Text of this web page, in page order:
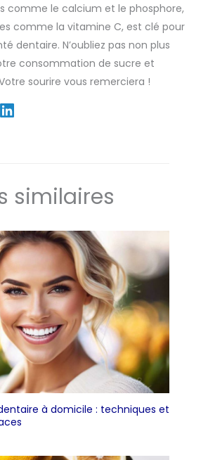
comme le calcium et le phosphore,
comme la vitamine C, est clé pour
dentaire. N’oubliez pas non plus
consommation de sucre et
sourire vous remerciera !
similaires
à domicile : techniques et